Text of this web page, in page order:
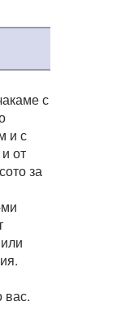
с
и с
от
за
вас.